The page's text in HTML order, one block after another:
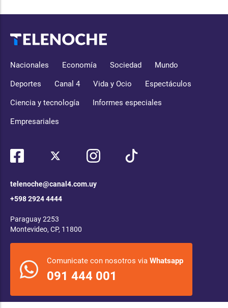
Nacionales Economía Sociedad Mundo
Deportes Canal 4 Vida y Ocio Espectáculos
Ciencia y tecnología Informes especiales
Empresariales
telenoche@canal4.com.uy
+598 2924 4444
Paraguay 2253
Montevideo, CP, 11800
Comunicate con nosotros via Whatsapp
091 444 001